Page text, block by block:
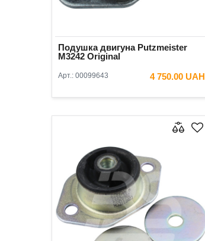
Подушка двигуна Putzmeister
М3242 Original
Арт.: 00099643 4 750.00 UAH
В КОШИК